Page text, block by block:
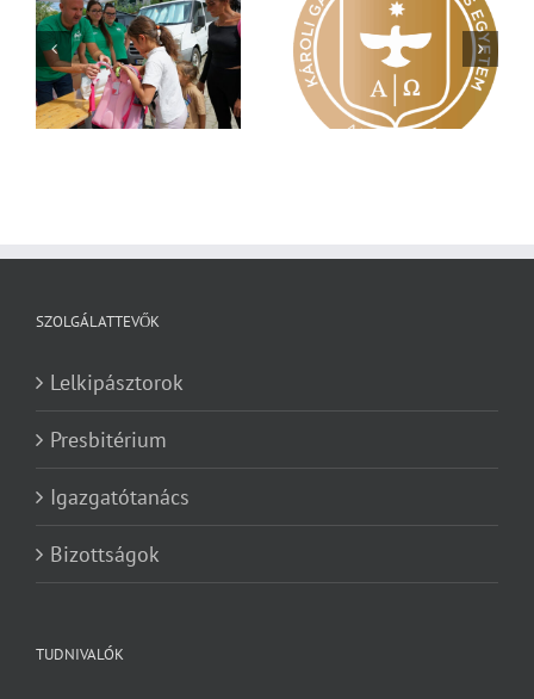
Nagy érdeklődés övezi
a Károli képzéseit
Vasárnapi üzenet –
Zsoltárok 149
SZOLGÁLATTEVŐK
Lelkipásztorok
Presbitérium
Igazgatótanács
Bizottságok
TUDNIVALÓK